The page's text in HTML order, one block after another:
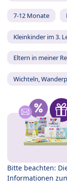
7-12 Monate
Kleinkinder im 3.
Eltern in meiner
Wichteln,
Bitte beachten:
Informationen